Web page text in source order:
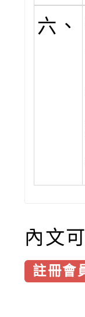
六、
內文
註冊會